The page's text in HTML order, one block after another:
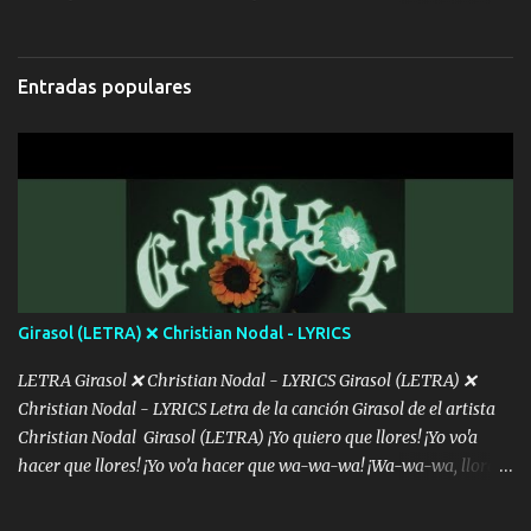
cada que intentas cantar Cada que intentas rapear, cada que
intentas rimar Pobre payaso que usa a todo el mundo pa' conectar
con la gente Dices "Latino Gang" pero pisas a to'a tu gente Pa’ dar
menos se prudente Hoy me sabe a mierda, traigo un Balvin en los
dientes Por falta de empatía le toca ser resiliente ¿Acaso eres
consciente de los followers que mueves? Parcerito, abre los ojos y
ve el poder que tienes Otro chiste malo son los nombres de tus
álbum's "José, vibras colores con la energía del diablo " ¿Si ...
Entradas populares
Girasol (LETRA) ❌ Christian Nodal - LYRICS
LETRA Girasol ❌ Christian Nodal - LYRICS Girasol (LETRA) ❌
Christian Nodal - LYRICS Letra de la canción Girasol de el artista
Christian Nodal Girasol (LETRA) ¡Yo quiero que llores! ¡Yo vo'a
hacer que llores! ¡Yo vo’a hacer que wa-wa-wa! ¡Wa-wa-wa, llores!